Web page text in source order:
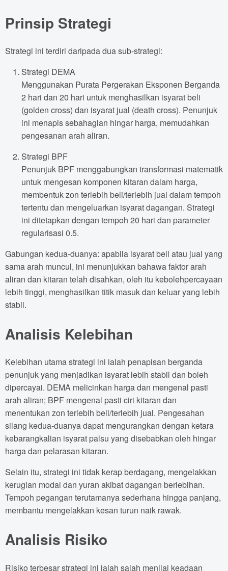
Prinsip Strategi
Strategi ini terdiri daripada dua sub-strategi:
Strategi DEMA
Menggunakan Purata Pergerakan Eksponen Berganda
2 hari dan 20 hari untuk menghasilkan isyarat beli
(golden cross) dan isyarat jual (death cross). Penunjuk
ini menapis sebahagian hingar harga, memudahkan
pengesanan arah aliran.
Strategi BPF
Penunjuk BPF menggabungkan transformasi matematik
untuk mengesan komponen kitaran dalam harga,
membentuk zon terlebih beli/terlebih jual dalam tempoh
tertentu dan mengeluarkan isyarat dagangan. Strategi
ini ditetapkan dengan tempoh 20 hari dan parameter
regularisasi 0.5.
Gabungan kedua-duanya: apabila isyarat beli atau jual yang
sama arah muncul, ini menunjukkan bahawa faktor arah
aliran dan kitaran telah disahkan, oleh itu kebolehpercayaan
lebih tinggi, menghasilkan titik masuk dan keluar yang lebih
stabil.
Analisis Kelebihan
Kelebihan utama strategi ini ialah penapisan berganda
penunjuk yang menjadikan isyarat lebih stabil dan boleh
dipercayai. DEMA melicinkan harga dan mengenal pasti
arah aliran; BPF mengenal pasti ciri kitaran dan
menentukan zon terlebih beli/terlebih jual. Pengesahan
silang kedua-duanya dapat mengurangkan dengan ketara
kebarangkalian isyarat palsu yang disebabkan oleh hingar
harga dan pelarasan kitaran.
Selain itu, strategi ini tidak kerap berdagang, mengelakkan
kerugian modal dan yuran akibat dagangan berlebihan.
Tempoh pegangan terutamanya sederhana hingga panjang,
membantu mengelakkan kesan turun naik rawak.
Analisis Risiko
Risiko terbesar strategi ini ialah salah menilai keadaan